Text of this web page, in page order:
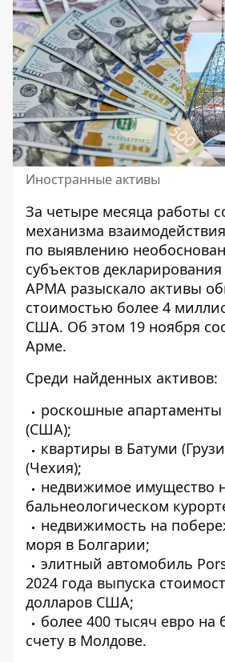
Иностранные активы
За четыре месяца работы
механизма
по выявлению
субъектов
АРМА разыскало активы
стоимостью более 4
США. Об этом 19 ноября
Арме.
Среди найденных активов:
роскошные
(США);
квартиры в Батуми
(Чехия);
недвижимое имущество
бальнеологическом
недвижимость на
моря в Болгарии;
элитный автомобиль
2024 года выпуска
долларов США;
более 400 тысяч евро на
счету в Молдове.